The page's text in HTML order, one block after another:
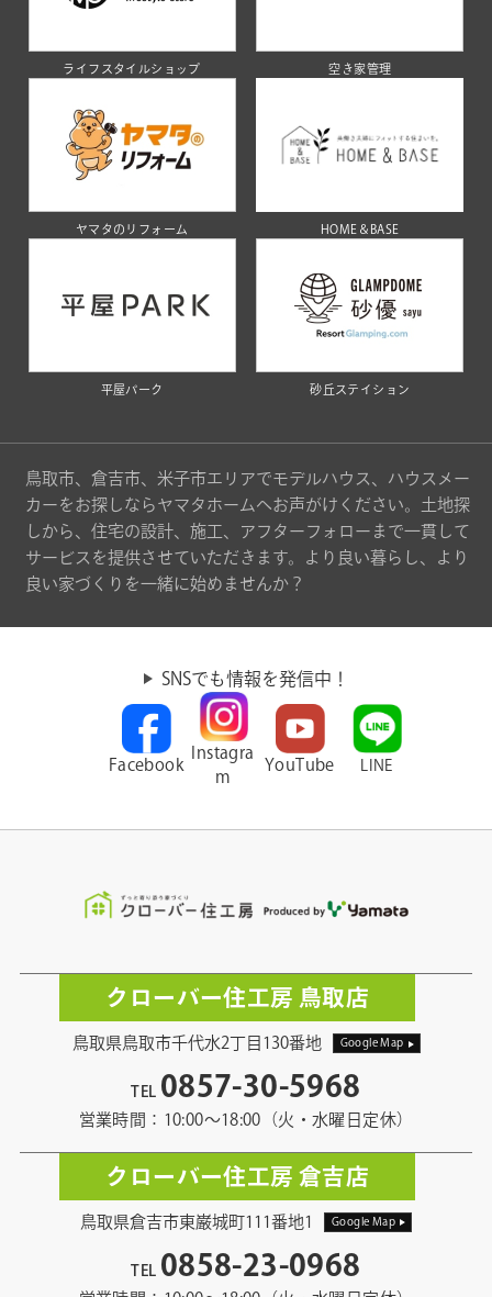
ライフスタイルショップ 空き家管理
ヤマタのリフォーム HOME＆BASE
平屋パーク 砂丘ステイション
鳥取市、倉吉市、米子市エリアでモデルハウス、ハウスメー
カーをお探しならヤマタホームへお声がけください。土地探
しから、住宅の設計、施工、アフターフォローまで一貫して
サービスを提供させていただきます。より良い暮らし、より
良い家づくりを一緒に始めませんか？
SNSでも情報を発信中！
Facebook
Instagra
m
YouTube LINE
クローバー住工房 鳥取店
鳥取県鳥取市千代水2丁目130番地 Google Map
TEL 0857-30-5968
営業時間：10:00〜18:00（火・水曜日定休）
クローバー住工房 倉吉店
鳥取県倉吉市東巌城町111番地1 Google Map
TEL 0858-23-0968